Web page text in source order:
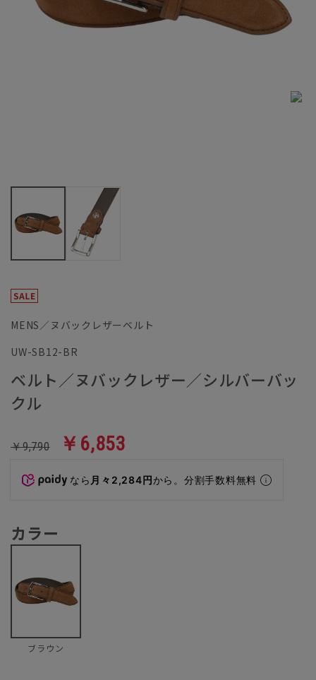
MENS／ヌバックレザーベルト
UW-SB12-BR
ベルト／ヌバックレザー／シルバーバッ
クル
￥9,790 ￥6,853
なら 月々2,284円から。分割手数料無料
カラー
ブラウン